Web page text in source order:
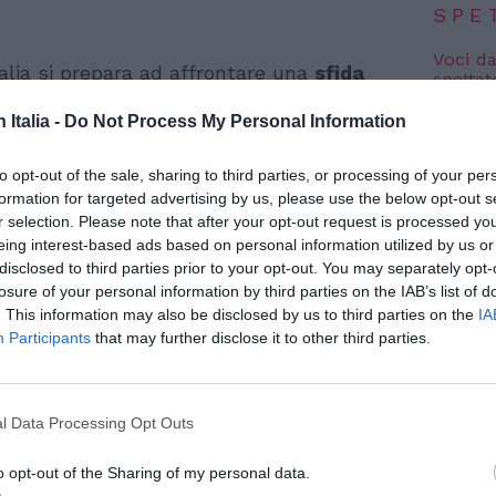
Italia - Do Not Process My Personal Information
opt-out of the sale, sharing to third parties, or processing of your
for targeted advertising by us, please use the below opt-out
selection. Please note that after your opt-out request is processed
interest-based ads based on personal information utilized by us
to third parties prior to your opt-out. You may separately
of your personal information by third parties on the IAB’s list of
This information may also be disclosed by us to third parties on the
Participants that may further disclose it to other third parties.
Data Processing Opt Outs
opt-out of the Sharing of my personal data.
si prepara ad affrontare una sfida
del nuovo Patto europeo sulla
la capacità delle strutture di
di screening e sostenere i costi
e ai rimpatri dei migranti: sono queste
Europea. Tuttavia, secondo
i costi economici e umani di
insostenibili e di aggravare una
Voci
Al
8